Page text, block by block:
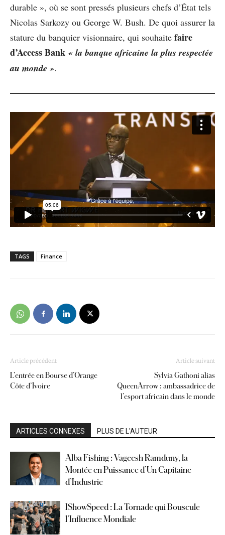
durable », où se sont pressés plusieurs chefs d’État tels
Nicolas Sarkozy ou George W. Bush. De quoi assurer la
stature du banquier visionnaire, qui souhaite faire
d’Access Bank « la banque africaine la plus respectée
au monde ».
TAGS Finance
Article précédent
L’entrée en Bourse d’Orange
Côte d’Ivoire
Article suivant
Sylvia Gathoni alias
QueenArrow : ambassadrice de
l’esport africain dans le monde
ARTICLES CONNEXES PLUS DE L'AUTEUR
Alba Fishing : Vageesh Ramduny, la
Montée en Puissance d’Un Capitaine
d’Industrie
IShowSpeed : La Tornade qui Bouscule
l’Influence Mondiale